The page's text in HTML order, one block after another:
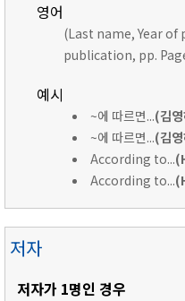
영어
(Last name, Year
publication, pp.
예시
~에 따르면...(김
~에 따르면...(김
According to...
According to...
저자
저자가 1명인 경우